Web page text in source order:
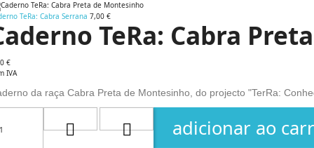
TeRa: Cabra Serrana 7,00 €
TeRa: Cabra
€
IVA
da raça Cabra Preta de Montesinho, do projecto "TerRa:
adicionar ao